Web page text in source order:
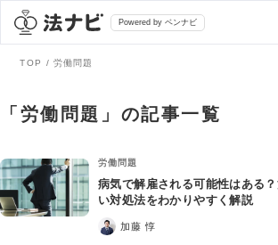
Powered by ベンナビ
全て
法律相談
弁護士を探す
おすすめ弁護士診断
TOP 労働問題
「労働問題」の記事一覧
労働問題
病気で解雇される可能性はある
い対処法をわかりやすく解説
加藤 惇